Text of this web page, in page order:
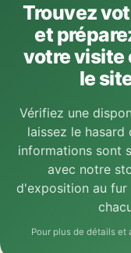
Trouvez
et
votre visite
le
Vérifiez une
laissez le
informations sont
avec notre
d'exposition au fur
Pour plus de détails et